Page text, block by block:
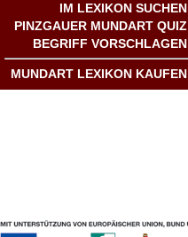
IM LEXIKON SUCHEN
PINZGAUER MUNDART QUIZ
BEGRIFF VORSCHLAGEN
MUNDART LEXIKON KAUFEN